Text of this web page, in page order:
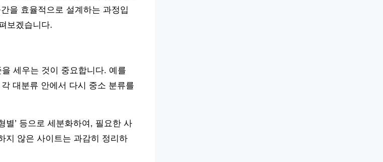
을 효율적으로 설계하는 과정입
보겠습니다.
세우는 것이 중요합니다. 예를
각 대분류 안에서 다시 중소 분류를
별’ 등으로 세분화하여, 필요한 사
지 않은 사이트는 과감히 정리하